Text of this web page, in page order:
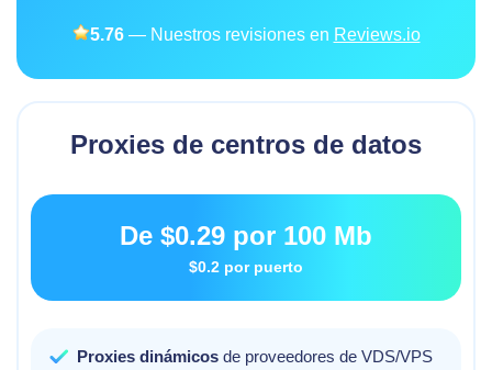
5.76— Nuestros revisiones en Reviews.io
Proxies de centros de datos
De $0.29 por 100 Mb
$0.2 por puerto
Proxies dinámicos de proveedores de VDS/VPS